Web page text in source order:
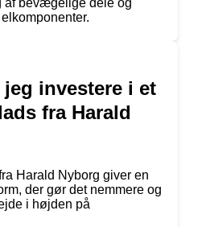
af bevægelige dele og
investere i et
fra Harald
Harald Nyborg giver en
der gør det nemmere og
i højden på